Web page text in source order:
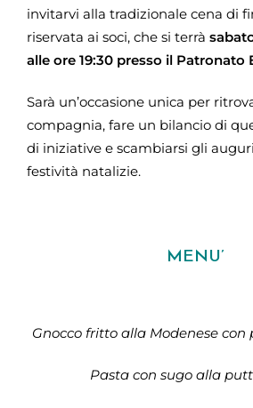
invitarvi alla tradizionale cena di
riservata ai soci, che si terrà
alle ore 19:30 presso il Patronato
Sarà un’occasione unica per
compagnia, fare un bilancio di
di iniziative e scambiarsi gli
festività natalizie.
MENU’
Gnocco fritto alla Modenese con
Pasta con sugo alla